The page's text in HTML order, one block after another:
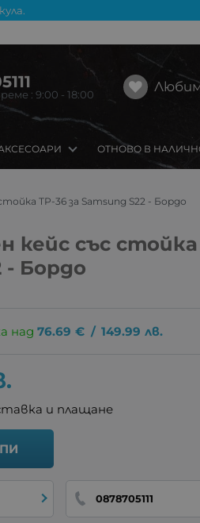
: 9:00 - 18:00
ОТНОВО В
TP-36 за Samsung S22 - Бордо
кейс със стойка
- Бордо
над76.69 € / 149.99 лв.
и плащане
0878705111